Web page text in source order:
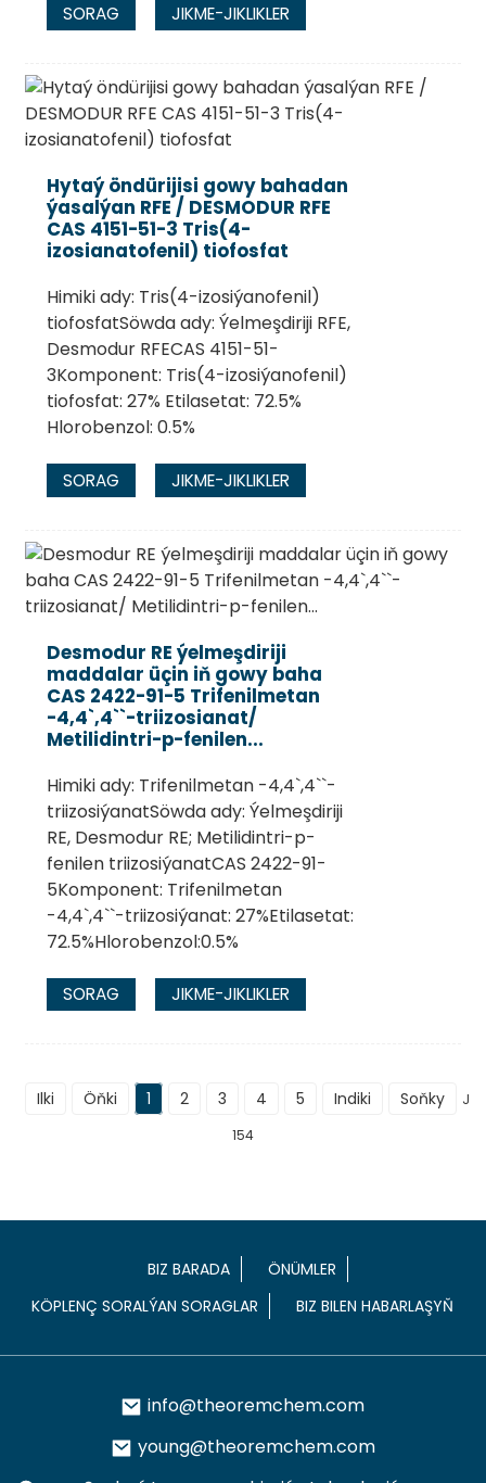
SORAG JIKME-JIKLIKLER
Hytaý öndürijisi gowy bahadan
ýasalýan RFE / DESMODUR RFE
CAS 4151-51-3 Tris(4-
izosianatofenil) tiofosfat
Himiki ady: Tris(4-izosiýanofenil)
tiofosfatSöwda ady: Ýelmeşdiriji RFE,
Desmodur RFECAS 4151-51-
3Komponent: Tris(4-izosiýanofenil)
tiofosfat: 27% Etilasetat: 72.5%
Hlorobenzol: 0.5%
SORAG JIKME-JIKLIKLER
Desmodur RE ýelmeşdiriji
maddalar üçin iň gowy baha
CAS 2422-91-5 Trifenilmetan
-4,4`,4``-triizosianat/
Metilidintri-p-fenilen...
Himiki ady: Trifenilmetan -4,4`,4``-
triizosiýanatSöwda ady: Ýelmeşdiriji
RE, Desmodur RE; Metilidintri-p-
fenilen triizosiýanatCAS 2422-91-
5Komponent: Trifenilmetan
-4,4`,4``-triizosiýanat: 27%Etilasetat:
72.5%Hlorobenzol:0.5%
SORAG JIKME-JIKLIKLER
Ilki Öňki 1 2 3 4 5 Indiki Soňky
154
BIZ BARADA
ÖNÜMLER
KÖPLENÇ SORALÝAN SORAGLAR
BIZ BILEN HABARLAŞYŇ
info@theoremchem.com
young@theoremchem.com